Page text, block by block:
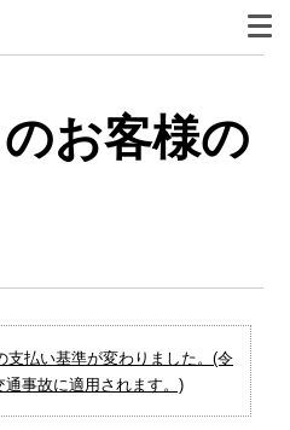
お客様の
支払い基準が変わりました。(令
通事故に適用されます。)